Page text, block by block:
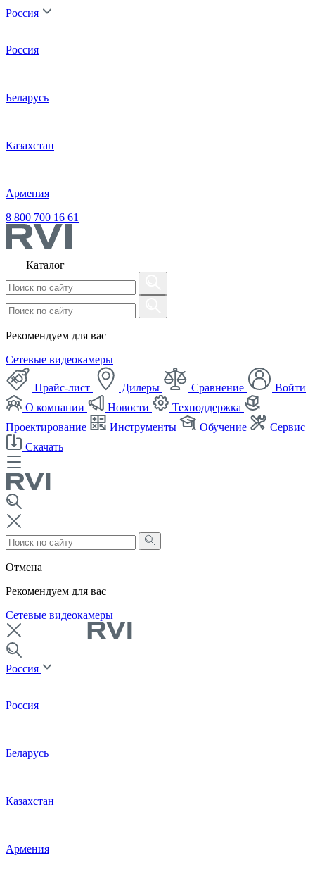
Россия
Россия
Беларусь
Казахстан
Армения
8 800 700 16 61
Каталог
Рекомендуем для вас
Сетевые видеокамеры
Прайс-лист Дилеры Сравнение
Войти
О компании
Новости
Техподдержка
Проектирование
Инструменты Обучение
Сервис
Скачать
Отмена
Рекомендуем для вас
Сетевые видеокамеры
Россия
Россия
Беларусь
Казахстан
Армения